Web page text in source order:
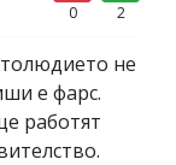
0 2
не
е фарс.
работят